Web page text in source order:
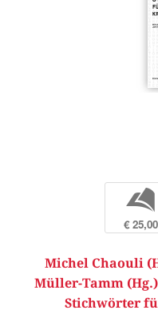
b
€ 25,00
Michel Chaouli
Müller-Tamm (Hg.)
Stichwörter